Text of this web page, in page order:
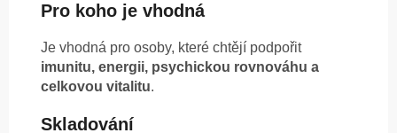
Pro koho je vhodná
Je vhodná pro osoby, které chtějí podpořit
imunitu, energii, psychickou rovnováhu a
celkovou vitalitu.
Skladování